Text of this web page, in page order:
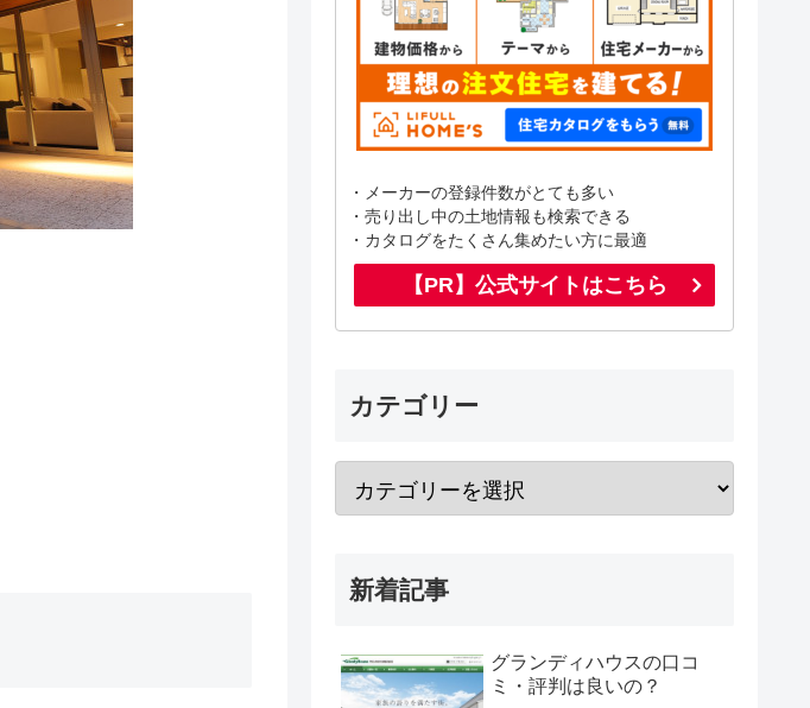
・メーカーの登録件数がとても多い
・売り出し中の土地情報も検索できる
・カタログをたくさん集めたい方に最適
【PR】公式サイトはこちら
カテゴリー
新着記事
グランディハウスの口コ
ミ・評判は良いの？